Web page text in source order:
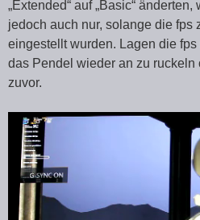
„Extended“ auf „Basic“
jedoch auch nur, solange die fps
eingestellt wurden. Lagen die
das Pendel wieder an zu ruckeln
zuvor.